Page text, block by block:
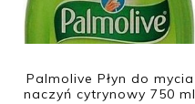
Palmolive Płyn do mycia
naczyń cytrynowy 750 ml